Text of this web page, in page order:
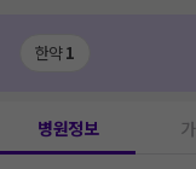
한약1
병원정보